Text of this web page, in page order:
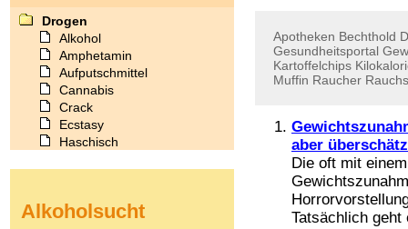
Apotheken Bechthold
Gesundheitsportal
Kartoffelchips
Muffin Raucher
aber
Die oft mit
Tatsächlich
Drogen
Alkohol
Amphetamin
Aufputschmittel
Cannabis
Crack
Ecstasy
Haschisch
Kokain
Alkoholsucht